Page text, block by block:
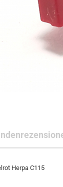
Herpa C115